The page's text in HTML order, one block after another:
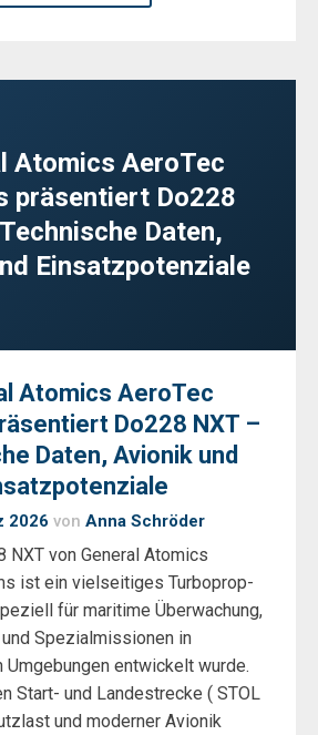
Atomics AeroTec
präsentiert Do228
Daten,
Einsatzpotenziale
Atomics AeroTec
Do228 NXT –
Daten, Avionik und
2026 von Anna Schröder
NXT von General Atomics
ist ein vielseitiges Turboprop-
für maritime Überwachung,
Spezialmissionen in
Umgebungen entwickelt wurde.
Start- und Landestrecke ( STOL
und moderner Avionik